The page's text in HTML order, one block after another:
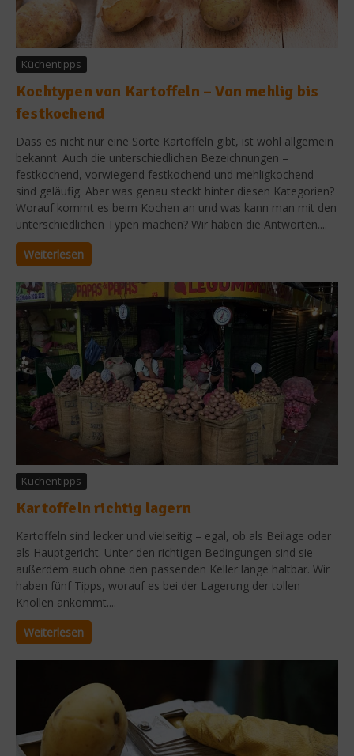
Küchentipps
Kochtypen von Kartoffeln – Von mehlig bis
festkochend
Dass es nicht nur eine Sorte Kartoffeln gibt, ist wohl allgemein
bekannt. Auch die unterschiedlichen Bezeichnungen –
festkochend, vorwiegend festkochend und mehligkochend –
sind geläufig. Aber was genau steckt hinter diesen Kategorien?
Worauf kommt es beim Kochen an und was kann man mit den
unterschiedlichen Typen machen? Wir haben die Antworten....
Weiterlesen
Küchentipps
Kartoffeln richtig lagern
Kartoffeln sind lecker und vielseitig – egal, ob als Beilage oder
als Hauptgericht. Unter den richtigen Bedingungen sind sie
außerdem auch ohne den passenden Keller lange haltbar. Wir
haben fünf Tipps, worauf es bei der Lagerung der tollen
Knollen ankommt....
Weiterlesen